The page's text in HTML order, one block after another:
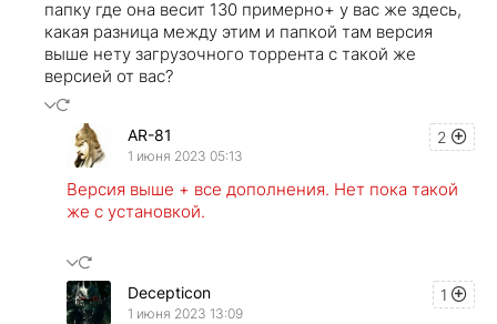
папку где она весит 130 примерно+ у вас же здесь,
какая разница между этим и папкой там версия
выше нету загрузочного торрента с такой же
версией от вас?
2
AR-81
1 июня 2023 05:13
Версия выше + все дополнения. Нет пока такой
же с установкой.
1
Decepticon
1 июня 2023 13:09